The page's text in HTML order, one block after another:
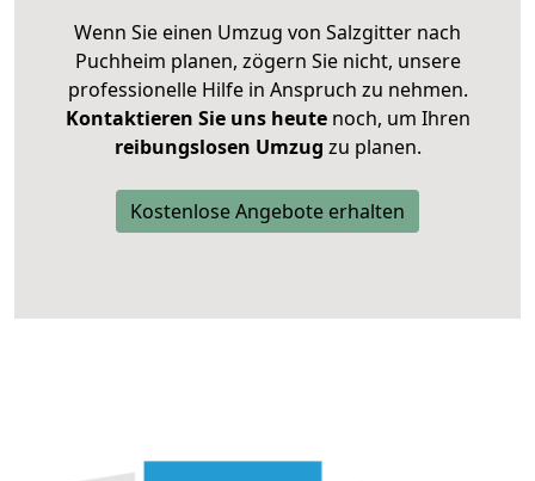
Wenn Sie einen Umzug von Salzgitter nach
Puchheim planen, zögern Sie nicht, unsere
professionelle Hilfe in Anspruch zu nehmen.
Kontaktieren Sie uns heutenoch, um Ihren
reibungslosen Umzug zu planen.
Kostenlose Angebote erhalten